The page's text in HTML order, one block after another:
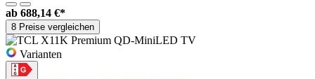
ab 688,14 €*
8 Preise vergleichen
Varianten